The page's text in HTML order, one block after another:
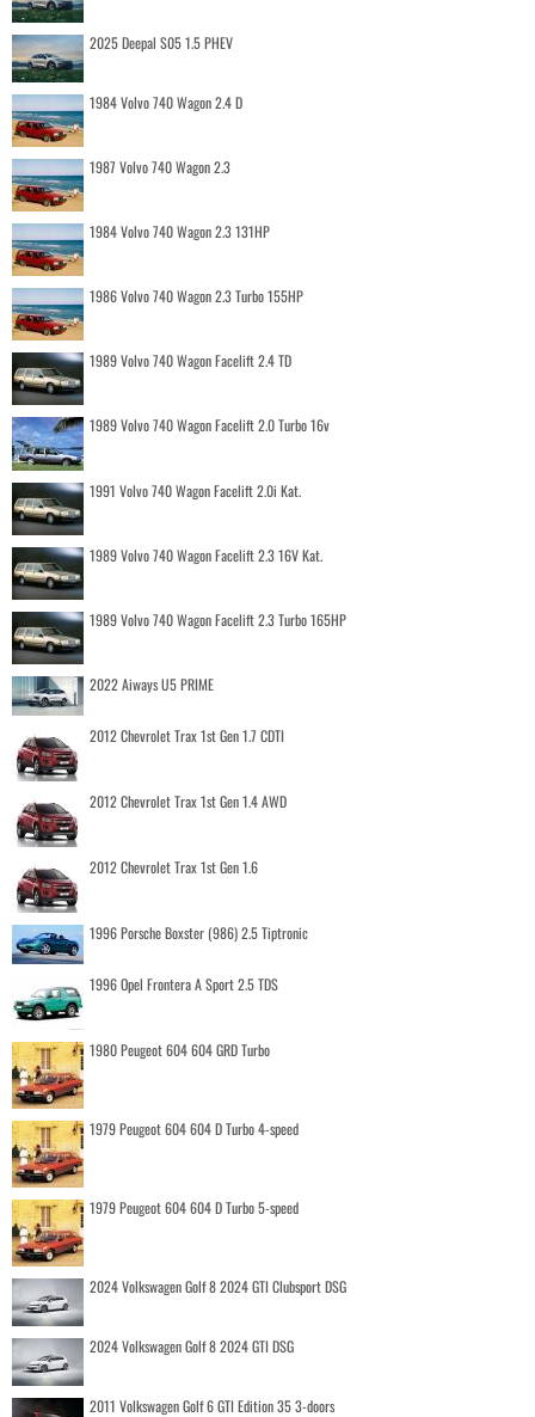
2025 Deepal S05 1.5 PHEV
1984 Volvo 740 Wagon 2.4 D
1987 Volvo 740 Wagon 2.3
1984 Volvo 740 Wagon 2.3 131HP
1986 Volvo 740 Wagon 2.3 Turbo 155HP
1989 Volvo 740 Wagon Facelift 2.4 TD
1989 Volvo 740 Wagon Facelift 2.0 Turbo 16v
1991 Volvo 740 Wagon Facelift 2.0i Kat.
1989 Volvo 740 Wagon Facelift 2.3 16V Kat.
1989 Volvo 740 Wagon Facelift 2.3 Turbo 165HP
2022 Aiways U5 PRIME
2012 Chevrolet Trax 1st Gen 1.7 CDTI
2012 Chevrolet Trax 1st Gen 1.4 AWD
2012 Chevrolet Trax 1st Gen 1.6
1996 Porsche Boxster (986) 2.5 Tiptronic
1996 Opel Frontera A Sport 2.5 TDS
1980 Peugeot 604 604 GRD Turbo
1979 Peugeot 604 604 D Turbo 4-speed
1979 Peugeot 604 604 D Turbo 5-speed
2024 Volkswagen Golf 8 2024 GTI Clubsport DSG
2024 Volkswagen Golf 8 2024 GTI DSG
2011 Volkswagen Golf 6 GTI Edition 35 3-doors